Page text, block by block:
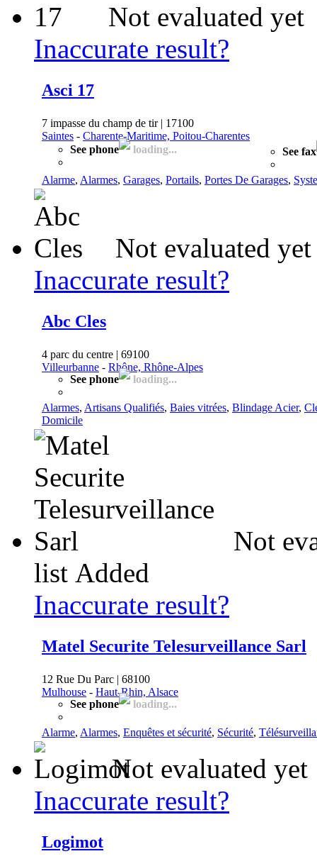
Not evaluated yet
Inaccurate result?
Asci 17
7 impasse du champ de tir | 17100
Saintes - Charente-Maritime, Poitou-Charentes
See phone
loading... See fax
Alarme, Alarmes, Garages, Portails, Portes De Garages,
Not evaluated yet
Inaccurate result?
Abc Cles
4 parc du centre | 69100
Villeurbanne - Rhône, Rhône-Alpes
See phone
loading...
Alarmes, Artisans Qualifiés, Baies vitrées, Blindage Acier,
Domicile
Not
list Added
Inaccurate result?
Matel Securite Telesurveillance Sarl
12 Rue Du Parc | 68100
Mulhouse - Haut-Rhin, Alsace
See phone
loading...
Alarme, Alarmes, Enquêtes et sécurité, Sécurité,
Not evaluated yet
Inaccurate result?
Logimot